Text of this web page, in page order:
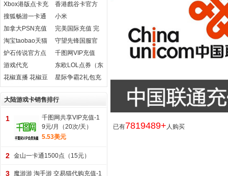
已有7819489+ 人购买
Xbox港版点卡充
值
香港戲谷卡官方
卡充值
搜狐畅游一卡通
幻想神域元气点
小米
(Xiaomi.com)游
加拿大PSN充值
卡
完美国际充值 完
美游戏
淘宝taobao天猫
支付宝游戏代购
守望先锋国服官
方代充
炉石传说官方点
卡
千图网VIP充值
游戏代充
东欧LOL点券（东
北欧）
花椒直播 花椒豆
官方充值
星际争霸2礼包充
值
大陆游戏卡销售排行
1
千图网共享VIP充值-1
9元/月（20次/天）
5.53美元
2 金山一卡通1500点（15元）
3
魔游游 淘手游 交易猫代购充值-1